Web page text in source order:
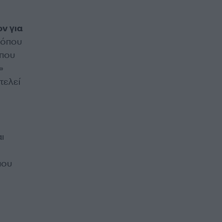
για
όπου